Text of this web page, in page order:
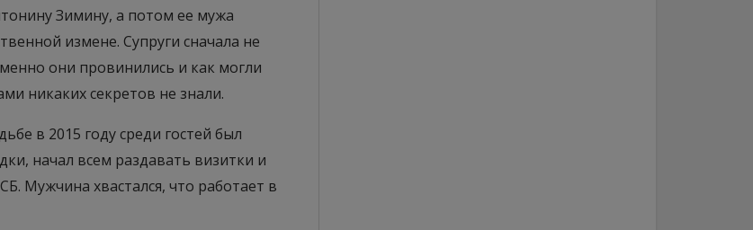
Зимину, а потом ее мужа
измене. Супруги сначала не
они провинились и как могли
никаких секретов не знали.
в 2015 году среди гостей был
начал всем раздавать визитки и
Мужчина хвастался, что работает в